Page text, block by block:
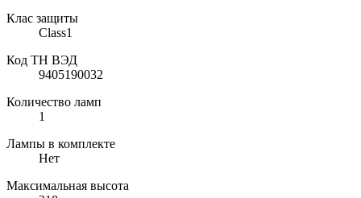
Клас защиты
Class1
Код ТН ВЭД
9405190032
Количество ламп
1
Лампы в комплекте
Нет
Максимальная высота